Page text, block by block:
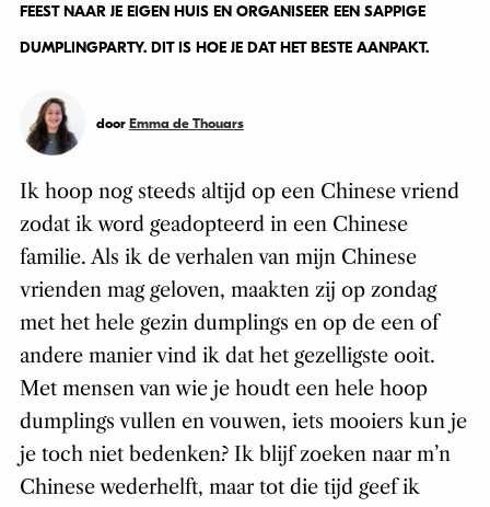
FEEST NAAR JE EIGEN HUIS EN ORGANISEER EEN SAPPIGE
DUMPLINGPARTY. DIT IS HOE JE DAT HET BESTE AANPAKT.
door Emma de Thouars
Ik hoop nog steeds altijd op een Chinese vriend
zodat ik word geadopteerd in een Chinese
familie. Als ik de verhalen van mijn Chinese
vrienden mag geloven, maakten zij op zondag
met het hele gezin dumplings en op de een of
andere manier vind ik dat het gezelligste ooit.
Met mensen van wie je houdt een hele hoop
dumplings vullen en vouwen, iets mooiers kun je
je toch niet bedenken? Ik blijf zoeken naar m’n
Chinese wederhelft, maar tot die tijd geef ik